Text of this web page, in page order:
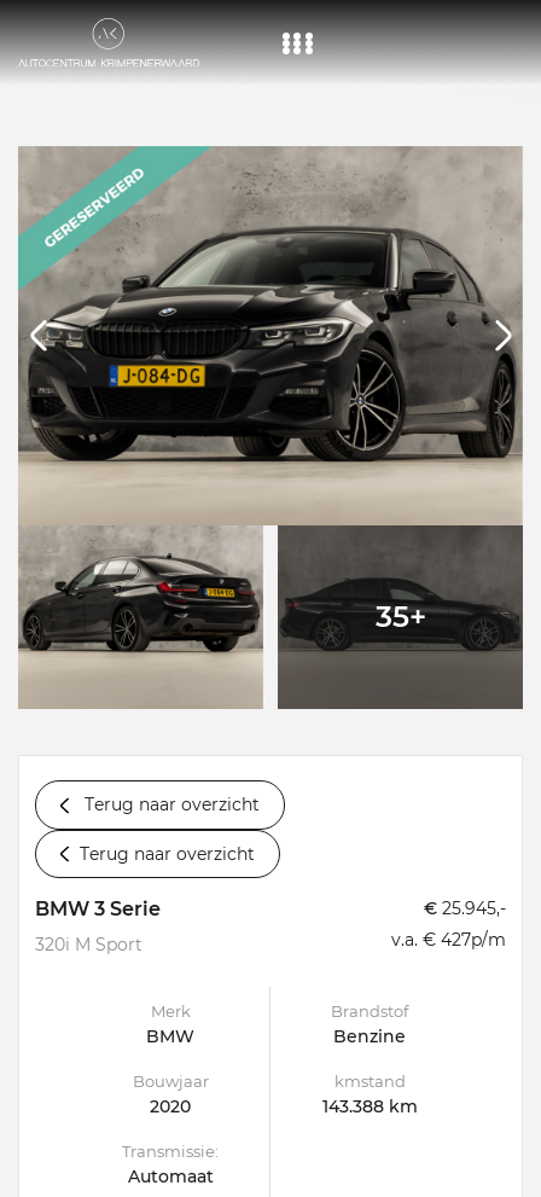
Aanbod
Diensten
Over ons
Vacature
Contact
35+
Terug naar overzicht
Terug naar overzicht
BMW 3 Serie
320i M Sport
€ 25.945,-
v.a. € 427p/m
Merk
BMW
Brandstof
Benzine
Bouwjaar
2020
kmstand
143.388 km
Transmissie:
Automaat